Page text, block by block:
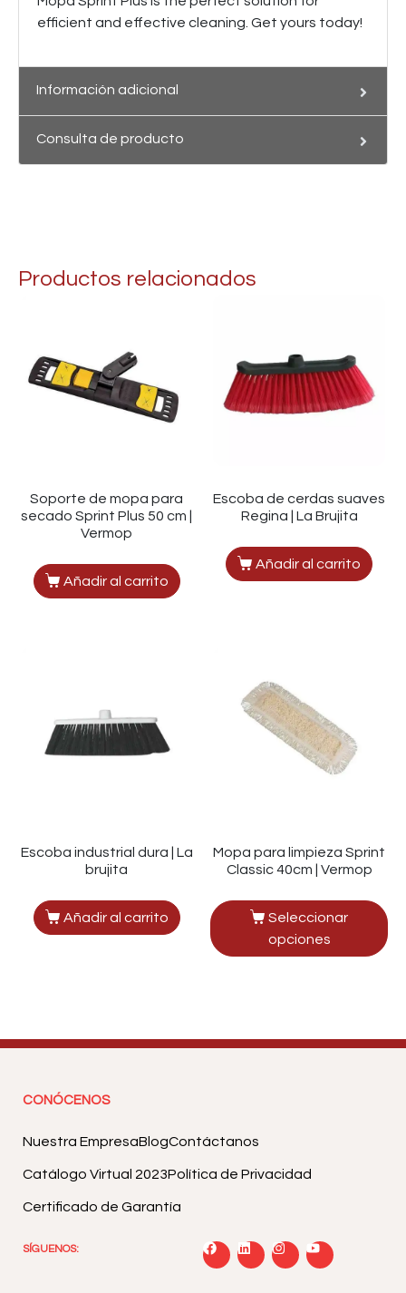
efficient and effective cleaning. Get yours today!
Información adicional
Consulta de producto
Productos relacionados
Soporte de mopa para
secado Sprint Plus 50 cm |
Vermop
Añadir al carrito
Escoba de cerdas suaves
Regina | La Brujita
Añadir al carrito
Escoba industrial dura | La
brujita
Añadir al carrito
Mopa para limpieza Sprint
Classic 40cm | Vermop
Seleccionar
opciones
CONÓCENOS
Nuestra EmpresaBlogContáctanos
Catálogo Virtual 2023Política de Privacidad
Certificado de Garantía
SÍGUENOS: